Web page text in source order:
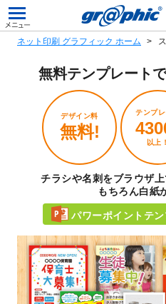
ネット印刷 グラフィック ホーム
無料テンプレートで
デザイン料
無料!
テンプレ
以上！
チラシや名刺をブラウザ
もちろん白紙
パワーポイントテ